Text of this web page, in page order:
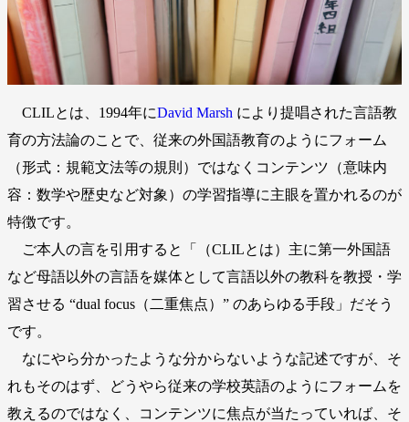
CLILとは、1994年にDavid Marsh により提唱された言語教
育の方法論のことで、従来の外国語教育のようにフォーム
（形式：規範文法等の規則）ではなくコンテンツ（意味内
容：数学や歴史など対象）の学習指導に主眼を置かれるのが
特徴です。
ご本人の言を引用すると「（CLILとは）主に第一外国語
など母語以外の言語を媒体として言語以外の教科を教授・学
習させる “dual focus（二重焦点）” のあらゆる手段」だそう
です。
なにやら分かったような分からないような記述ですが、そ
れもそのはず、どうやら従来の学校英語のようにフォームを
教えるのではなく、コンテンツに焦点が当たっていれば、そ